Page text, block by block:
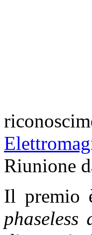
Riunione
Il premio